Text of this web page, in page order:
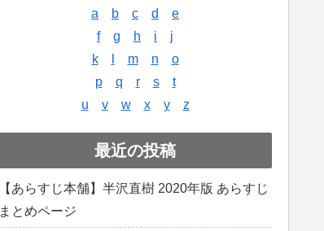
a b c d
e
f
g h i
j
k
m n
o
p
q r s
t
u
v w x y z
最近の投稿
【あらすじ本舗】半沢直樹 2020年版 あらすじ
まとめページ